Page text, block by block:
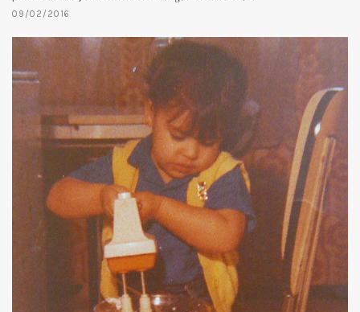
09/02/2016